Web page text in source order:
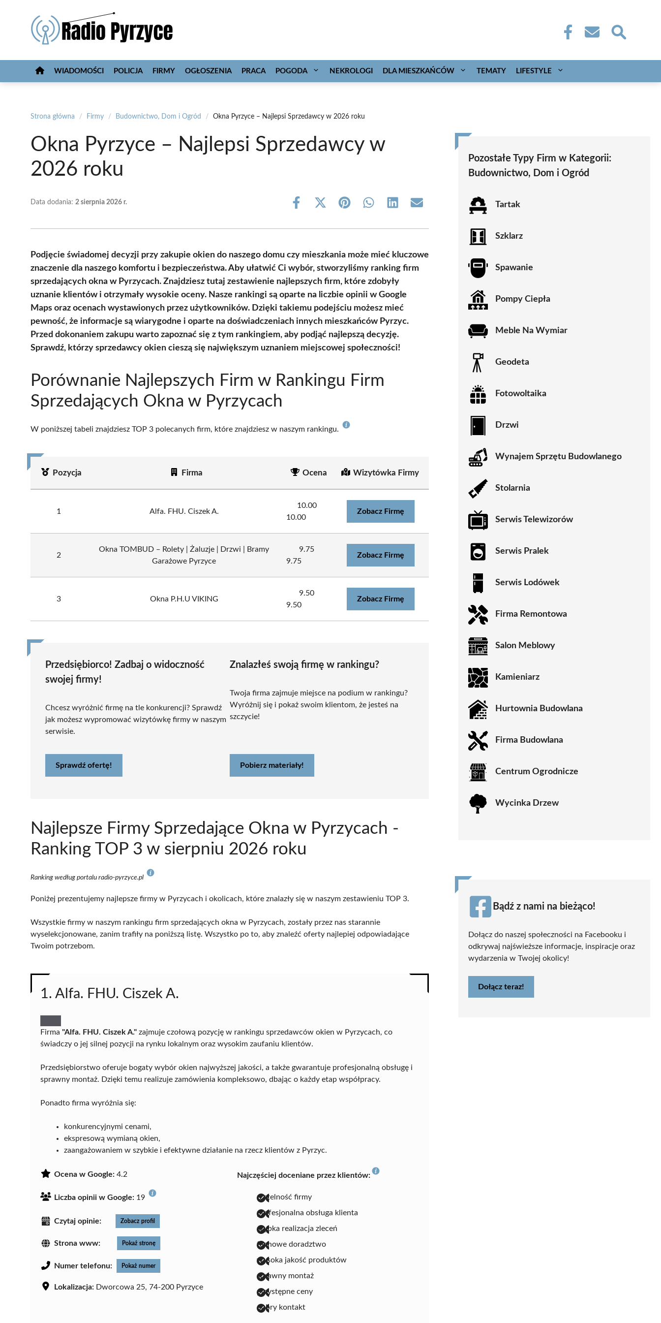
WIADOMOŚCI POLICJA FIRMY OGŁOSZENIA PRACA POGODA NEKROLOGI DLA MIESZKAŃCÓW TEMATY LIFESTYLE
Strona główna / Firmy / Budownictwo, Dom i Ogród / Okna Pyrzyce – Najlepsi Sprzedawcy w 2026 roku
Okna Pyrzyce – Najlepsi Sprzedawcy w
2026 roku
Data dodania: 2 sierpnia 2026 r.
Share
Share
(Twitter)
Share Share Share Share
Podjęcie świadomej decyzji przy zakupie okien do naszego domu czy mieszkania może mieć kluczowe
znaczenie dla naszego komfortu i bezpieczeństwa. Aby ułatwić Ci wybór, stworzyliśmy ranking firm
sprzedających okna w Pyrzycach. Znajdziesz tutaj zestawienie najlepszych firm, które zdobyły
uznanie klientów i otrzymały wysokie oceny. Nasze rankingi są oparte na liczbie opinii w Google
Maps oraz ocenach wystawionych przez użytkowników. Dzięki takiemu podejściu możesz mieć
pewność, że informacje są wiarygodne i oparte na doświadczeniach innych mieszkańców Pyrzyc.
Przed dokonaniem zakupu warto zapoznać się z tym rankingiem, aby podjąć najlepszą decyzję.
Sprawdź, którzy sprzedawcy okien cieszą się największym uznaniem miejscowej społeczności!
Porównanie Najlepszych Firm w Rankingu Firm
Sprzedających Okna w Pyrzycach
W poniższej tabeli znajdziesz TOP 3 polecanych firm, które znajdziesz w naszym rankingu.
Pozycja Firma Ocena Wizytówka Firmy
1 Alfa. FHU. Ciszek A.
10.00
10.00
Zobacz Firmę
2
Okna TOMBUD – Rolety | Żaluzje | Drzwi | Bramy
Garażowe Pyrzyce
9.75
9.75
Zobacz Firmę
3 Okna P.H.U VIKING
9.50
9.50
Zobacz Firmę
Przedsiębiorco! Zadbaj o widoczność
swojej firmy!
Chcesz wyróżnić firmę na tle konkurencji? Sprawdź
jak możesz wypromować wizytówkę firmy w naszym
serwisie.
Sprawdź ofertę!
Znalazłeś swoją firmę w rankingu?
Twoja firma zajmuje miejsce na podium w rankingu?
Wyróżnij się i pokaż swoim klientom, że jesteś na
szczycie!
Pobierz materiały!
Najlepsze Firmy Sprzedające Okna w Pyrzycach -
Ranking TOP 3 w sierpniu 2026 roku
Ranking według portalu radio-pyrzyce.pl
Poniżej prezentujemy najlepsze firmy w Pyrzycach i okolicach, które znalazły się w naszym zestawieniu TOP 3.
Wszystkie firmy w naszym rankingu firm sprzedających okna w Pyrzycach, zostały przez nas starannie
wyselekcjonowane, zanim trafiły na poniższą listę. Wszystko po to, aby znaleźć oferty najlepiej odpowiadające
Twoim potrzebom.
1. Alfa. FHU. Ciszek A.
Firma "Alfa. FHU. Ciszek A." zajmuje czołową pozycję w rankingu sprzedawców okien w Pyrzycach, co
świadczy o jej silnej pozycji na rynku lokalnym oraz wysokim zaufaniu klientów.
Przedsiębiorstwo oferuje bogaty wybór okien najwyższej jakości, a także gwarantuje profesjonalną obsługę i
sprawny montaż. Dzięki temu realizuje zamówienia kompleksowo, dbając o każdy etap współpracy.
Ponadto firma wyróżnia się:
konkurencyjnymi cenami,
ekspresową wymianą okien,
zaangażowaniem w szybkie i efektywne działanie na rzecz klientów z Pyrzyc.
Ocena w Google: 4.2
Liczba opinii w Google: 19
Czytaj opinie: Zobacz profil
Strona www: Pokaż stronę
Numer telefonu: Pokaż numer
Lokalizacja: Dworcowa 25, 74-200 Pyrzyce
Najczęściej doceniane przez klientów:
rzetelność firmy
profesjonalna obsługa klienta
szybka realizacja zleceń
fachowe doradztwo
wysoka jakość produktów
sprawny montaż
przystępne ceny
dobry kontakt
Pozostałe Typy Firm w Kategorii:
Budownictwo, Dom i Ogród
Tartak
Szklarz
Spawanie
Pompy Ciepła
Meble Na Wymiar
Geodeta
Fotowoltaika
Drzwi
Wynajem Sprzętu Budowlanego
Stolarnia
Serwis Telewizorów
Serwis Pralek
Serwis Lodówek
Firma Remontowa
Salon Meblowy
Kamieniarz
Hurtownia Budowlana
Firma Budowlana
Centrum Ogrodnicze
Wycinka Drzew
Bądź z nami na bieżąco!
Dołącz do naszej społeczności na Facebooku i
odkrywaj najświeższe informacje, inspiracje oraz
wydarzenia w Twojej okolicy!
Dołącz teraz!